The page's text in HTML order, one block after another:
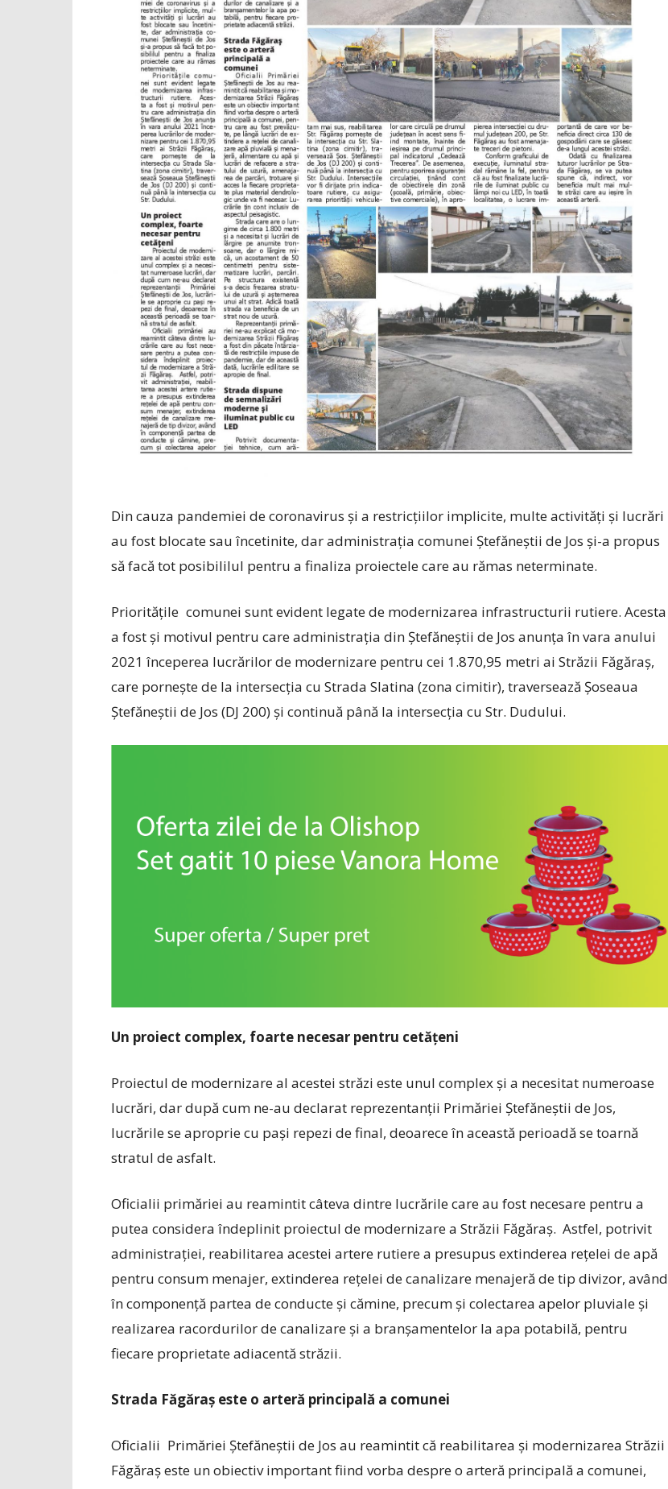
Din cauza pandemiei de coronavirus și a restricțiilor implicite, multe activități și lucrări
au fost blocate sau încetinite, dar administrația comunei Ștefăneștii de Jos și-a propus
să facă tot posibililul pentru a finaliza proiectele care au rămas neterminate.
Prioritățile comunei sunt evident legate de modernizarea infrastructurii rutiere. Acesta
a fost și motivul pentru care administrația din Ștefăneștii de Jos anunța în vara anului
2021 începerea lucrărilor de modernizare pentru cei 1.870,95 metri ai Străzii Făgăraș,
care pornește de la intersecția cu Strada Slatina (zona cimitir), traversează Șoseaua
Ștefăneștii de Jos (DJ 200) și continuă până la intersecția cu Str. Dudului.
Un proiect complex, foarte necesar pentru cetățeni
Proiectul de modernizare al acestei străzi este unul complex și a necesitat numeroase
lucrări, dar după cum ne-au declarat reprezentanții Primăriei Ștefăneștii de Jos,
lucrările se aproprie cu pași repezi de final, deoarece în această perioadă se toarnă
stratul de asfalt.
Oficialii primăriei au reamintit câteva dintre lucrările care au fost necesare pentru a
putea considera îndeplinit proiectul de modernizare a Străzii Făgăraș. Astfel, potrivit
administrației, reabilitarea acestei artere rutiere a presupus extinderea rețelei de apă
pentru consum menajer, extinderea rețelei de canalizare menajeră de tip divizor, având
în componență partea de conducte și cămine, precum și colectarea apelor pluviale și
realizarea racordurilor de canalizare și a branșamentelor la apa potabilă, pentru
fiecare proprietate adiacentă străzii.
Strada Făgăraș este o arteră principală a comunei
Oficialii Primăriei Ștefăneștii de Jos au reamintit că reabilitarea și modernizarea Străzii
Făgăraș este un obiectiv important fiind vorba despre o arteră principală a comunei,